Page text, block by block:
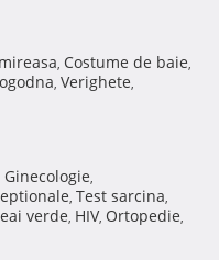
, Costume de baie,
, Verighete,
Ginecologie,
, Test sarcina,
verde, HIV, Ortopedie,